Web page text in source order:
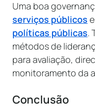
Uma boa
serviços públicos
políticas públicas.
métodos de
para avaliação,
monitoramento da
Conclusão